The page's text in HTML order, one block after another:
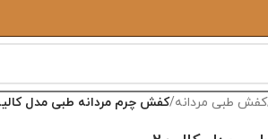
کفش طبی مردانه/کفش چرم مردانه طبی مدل